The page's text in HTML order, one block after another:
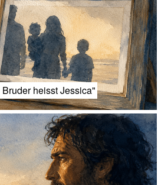
heisst Jessica"